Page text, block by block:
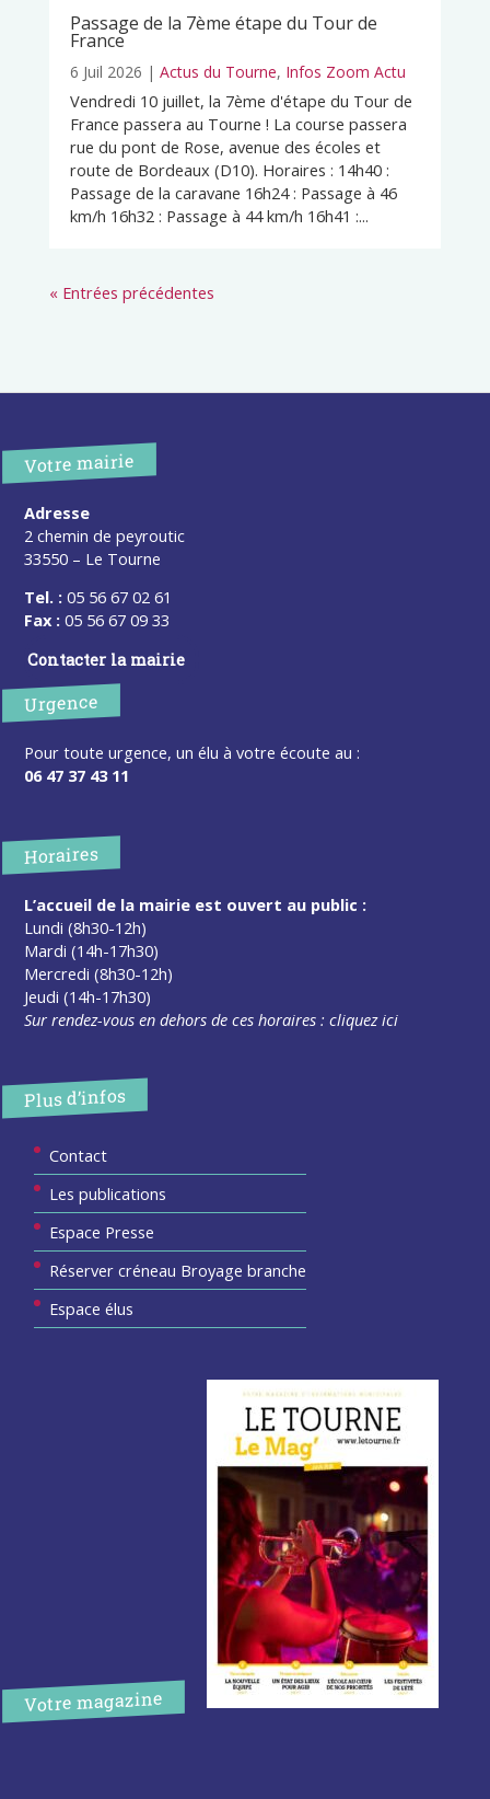
Passage de la 7ème étape du Tour de
France
6 Juil 2026 | Actus du Tourne, Infos Zoom Actu
Vendredi 10 juillet, la 7ème d'étape du Tour de
France passera au Tourne ! La course passera
rue du pont de Rose, avenue des écoles et
route de Bordeaux (D10). Horaires : 14h40 :
Passage de la caravane 16h24 : Passage à 46
km/h 16h32 : Passage à 44 km/h 16h41 :...
« Entrées précédentes
Votre mairie
Adresse
2 chemin de peyroutic
33550 – Le Tourne
Tel. : 05 56 67 02 61
Fax : 05 56 67 09 33
Contacter la mairie
Urgence
Pour toute urgence, un élu à votre écoute au :
06 47 37 43 11
Horaires
L’accueil de la mairie est ouvert au public :
Lundi (8h30-12h)
Mardi (14h-17h30)
Mercredi (8h30-12h)
Jeudi (14h-17h30)
Sur rendez-vous en dehors de ces horaires :cliquez ici
Plus d’infos
Contact
Les publications
Espace Presse
Réserver créneau Broyage branche
Espace élus
Votre magazine